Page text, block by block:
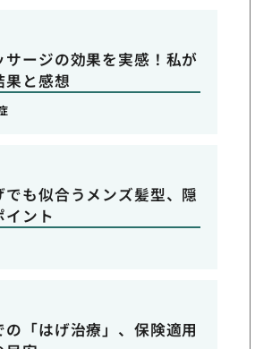
サージの効果を実感！私が
果と感想
でも似合うメンズ髪型、隠
イント
の「はげ治療」、保険適用